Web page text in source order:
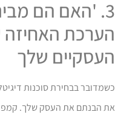
3. 'האם הם
האחיזה
שלך
בבחירת סוכנות
הבנתם את העסק שלך.